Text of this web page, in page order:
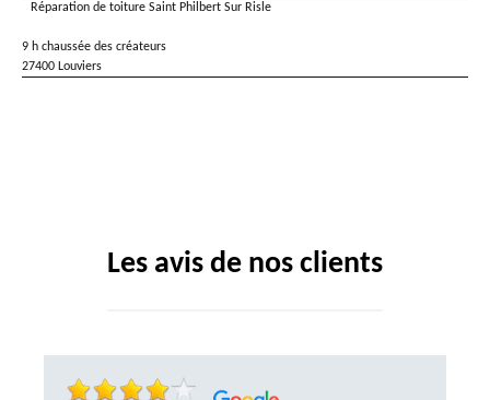
Réparation de toiture Saint Philbert Sur Risle
9 h chaussée des créateurs
27400 Louviers
Les avis de nos clients